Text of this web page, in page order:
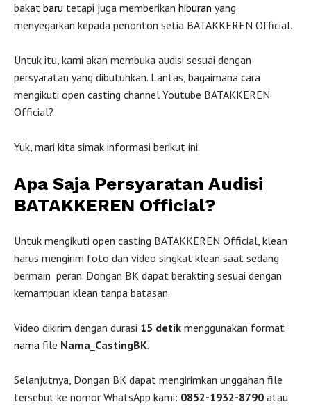
bakat baru tetapi juga memberikan hiburan yang
menyegarkan kepada penonton setia BATAKKEREN Official.
Untuk itu, kami akan membuka audisi sesuai dengan
persyaratan yang dibutuhkan. Lantas, bagaimana cara
mengikuti open casting channel Youtube BATAKKEREN
Official?
Yuk, mari kita simak informasi berikut ini.
Apa Saja Persyaratan Audisi
BATAKKEREN Official?
Untuk mengikuti open casting BATAKKEREN Official, klean
harus mengirim foto dan video singkat klean saat sedang
bermain peran. Dongan BK dapat berakting sesuai dengan
kemampuan klean tanpa batasan.
Video dikirim dengan durasi 15 detik menggunakan format
nama file Nama_CastingBK.
Selanjutnya, Dongan BK dapat mengirimkan unggahan file
tersebut ke nomor WhatsApp kami: 0852-1932-8790 atau